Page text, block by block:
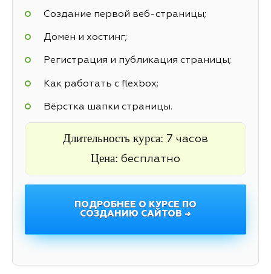
Создание первой веб-страницы;
Домен и хостинг;
Регистрация и публикация страницы;
Как работать с flexbox;
Вёрстка шапки страницы.
Длительность курса: 7 часов
Цена: бесплатно
ПОДРОБНЕЕ О КУРСЕ ПО
СОЗДАНИЮ САЙТОВ →